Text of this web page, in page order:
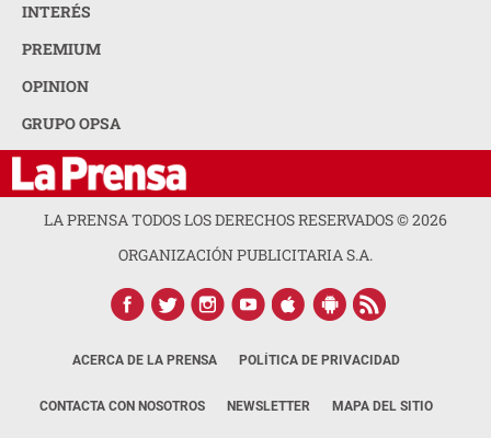
INTERÉS
PREMIUM
OPINION
GRUPO OPSA
LA PRENSA TODOS LOS DERECHOS RESERVADOS ©2026
ORGANIZACIÓN PUBLICITARIA S.A.
ACERCA DE LA PRENSA POLÍTICA DE PRIVACIDAD
CONTACTA CON NOSOTROS NEWSLETTER MAPA DEL SITIO